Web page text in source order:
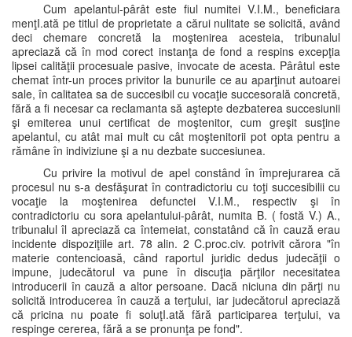
Cum apelantul-pârât este fiul numitei V.I.M., beneficiara
menţI.ată pe titlul de proprietate a cărui nulitate se solicită, având
deci chemare concretă la moştenirea acesteia, tribunalul
apreciază că în mod corect instanţa de fond a respins excepţia
lipsei calităţii procesuale pasive, invocate de acesta. Pârâtul este
chemat într-un proces privitor la bunurile ce au aparţinut autoarei
sale, în calitatea sa de succesibil cu vocaţie succesorală concretă,
fără a fi necesar ca reclamanta să aştepte dezbaterea succesiunii
şi emiterea unui certificat de moştenitor, cum greşit susţine
apelantul, cu atât mai mult cu cât moştenitorii pot opta pentru a
rămâne în indiviziune şi a nu dezbate succesiunea.
Cu privire la motivul de apel constând în împrejurarea că
procesul nu s-a desfăşurat în contradictoriu cu toţi succesibilii cu
vocaţie la moştenirea defunctei V.I.M., respectiv şi în
contradictoriu cu sora apelantului-pârât, numita B. ( fostă V.) A.,
tribunalul îl apreciază ca întemeiat, constatând că în cauză erau
incidente dispoziţiile art. 78 alin. 2 C.proc.civ. potrivit cărora "în
materie contencioasă, când raportul juridic dedus judecăţii o
impune, judecătorul va pune în discuţia părţilor necesitatea
introducerii în cauză a altor persoane. Dacă niciuna din părţi nu
solicită introducerea în cauză a terţului, iar judecătorul apreciază
că pricina nu poate fi soluţI.ată fără participarea terţului, va
respinge cererea, fără a se pronunţa pe fond".